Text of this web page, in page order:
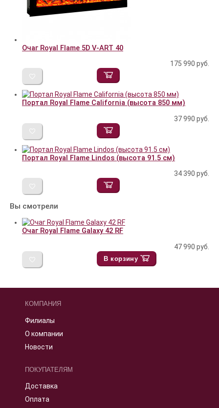
Очаг Royal Flame 5D V-ART 40
175 990 руб.
Портал Royal Flame California (высота 850 мм)
37 990 руб.
Портал Royal Flame Lindos (высота 91.5 см)
34 390 руб.
Вы смотрели
Очаг Royal Flame Galaxy 42 RF
47 990 руб.
В корзину
КОМПАНИЯ
Филиалы
О компании
Новости
ПОКУПАТЕЛЯМ
Доставка
Оплата